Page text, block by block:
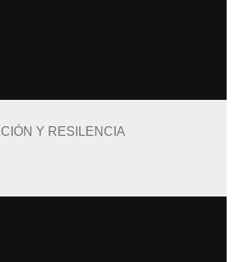
Y RESILENCIA